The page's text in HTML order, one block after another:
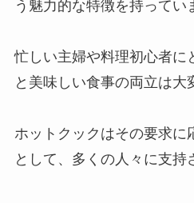
う魅力的な特徴を持ってい
忙しい主婦や料理初心者に
と美味しい食事の両立は大
ホットクックはその要求に
として、多くの人々に支持